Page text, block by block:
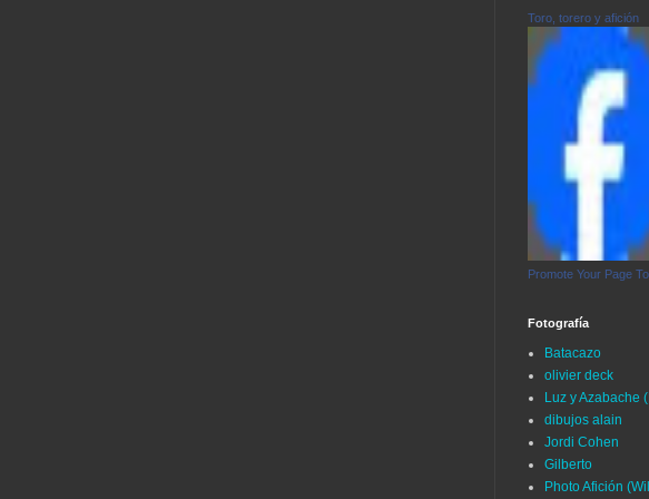
Toro, torero y afición
Promote Your Page
Fotografía
Batacazo
olivier deck
Luz y Azabache
dibujos alain
Jordi Cohen
Gilberto
Photo Afición